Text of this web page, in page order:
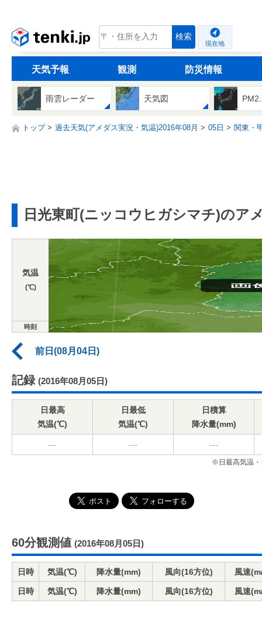
tenki.jp 検索
現在地
天気予報 観測 防災情報
雨雲レーダー 天気図
トップ 過去天気(アメダス実況・気温)2016年08月 05日 関東・
日光東町(ニッコウヒガシマチ)のア
気温
(℃)
時刻
前日(08月04日)
記録 (2016年08月05日)
日最高
気温(℃)
日最低
気温(℃)
日積算
降水量(mm)
--- --- ---
※日最高気温・
60分観測値 (2016年08月05日)
日時 気温(℃) 降水量(mm) 風向(16方位) 風速
日時 気温(℃) 降水量(mm) 風向(16方位) 風速